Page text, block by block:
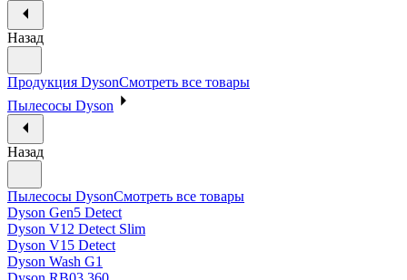
Назад
Продукция DysonСмотреть все товары
Пылесосы Dyson
Назад
Пылесосы DysonСмотреть все товары
Dyson Gen5 Detect
Dyson V12 Detect Slim
Dyson V15 Detect
Dyson Wash G1